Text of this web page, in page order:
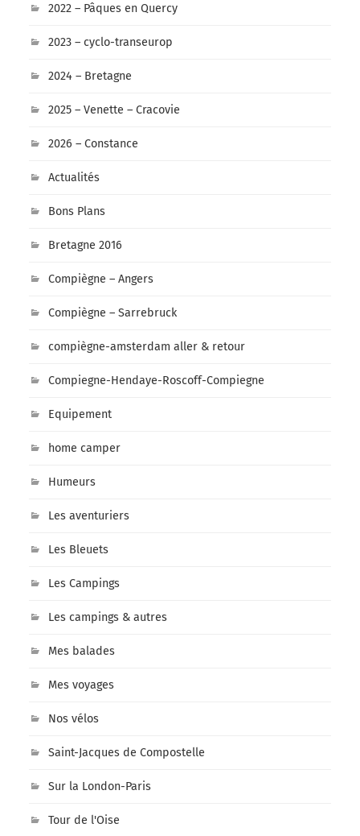
2022 – Pâques en Quercy
2023 – cyclo-transeurop
2024 – Bretagne
2025 – Venette – Cracovie
2026 – Constance
Actualités
Bons Plans
Bretagne 2016
Compiègne – Angers
Compiègne – Sarrebruck
compiègne-amsterdam aller & retour
Compiegne-Hendaye-Roscoff-Compiegne
Equipement
home camper
Humeurs
Les aventuriers
Les Bleuets
Les Campings
Les campings & autres
Mes balades
Mes voyages
Nos vélos
Saint-Jacques de Compostelle
Sur la London-Paris
Tour de l'Oise